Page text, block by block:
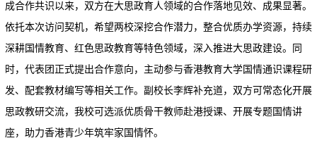
成合作共识以来，双方在大思政育人领域的合作落地见效、成果显著。
依托本次访问契机，希望两校深挖合作潜力，整合优质办学资源，持续
深耕国情教育、红色思政教育等特色领域，深入推进大思政建设。同
时，代表团正式提出合作意向，主动参与香港教育大学国情通识课程研
发、配套教材编写等相关工作。副校长李辉补充道，双方可常态化开展
思政教研交流，我校可选派优质骨干教师赴港授课、开展专题国情讲
座，助力香港青少年筑牢家国情怀。